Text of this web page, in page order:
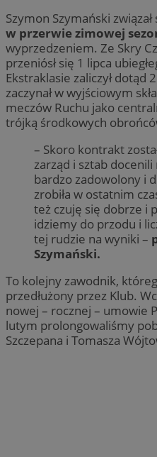
Szymon Szymański
w przerwie zimowej
wyprzedzeniem. Ze Skry
przeniósł się 1 lipca
Ekstraklasie zaliczył dotąd
zaczynał w wyjściowym
meczów Ruchu jako
trójką środkowych
– Skoro kontrakt
zarząd i sztab
bardzo zadowolony i
zrobiła w ostatnim
też czuję się dobrze i
idziemy do przodu i
tej rudzie na wyniki –
Szymański.
To kolejny zawodnik,
przedłużony przez Klub.
nowej – rocznej – umowie
lutym prolongowaliśmy
Szczepana i Tomasza